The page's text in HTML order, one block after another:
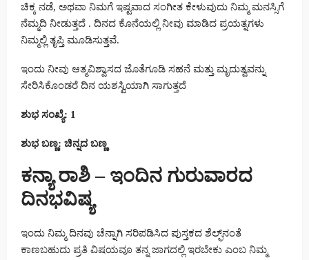
ಚಿಕ್ಕ ನಡೆ, ಅಥವಾ ನಿಮಗೆ ಇಷ್ಟವಾದ ಸಂಗೀತ ಕೇಳುವುದು ನಿಮ್ಮ ಮನಸ್ಸಿಗೆ
ನೆಮ್ಮದಿ ನೀಡುತ್ತದೆ . ದಿನದ ಕೊನೆಯಲ್ಲಿ ನೀವು ಮಾಡಿದ ಪ್ರಯತ್ನಗಳು
ನಿಮ್ಮಲ್ಲಿ ತೃಪ್ತಿ ಮೂಡಿಸುತ್ತವೆ.
ಇಂದು ನೀವು ಆತ್ಮವಿಶ್ವಾಸದ ಜೊತೆಗೂಡಿ ಸಹನೆ ಮತ್ತು ಮೃದುತ್ವವನ್ನು
ಸೇರಿಸಿಕೊಂಡರೆ ದಿನ ಯಶಸ್ವಿಯಾಗಿ ಸಾಗುತ್ತದೆ
ಶುಭ ಸಂಖ್ಯೆ: 1
ಶುಭ ಬಣ್ಣ: ಚಿನ್ನದ ಬಣ್ಣ
ಕನ್ಯಾ ರಾಶಿ – ಇಂದಿನ ಗುರುವಾರದ
ದಿನಭವಿಷ್ಯ
ಇಂದು ನಿಮ್ಮ ದಿನವು ಚೆನ್ನಾಗಿ ಸರಿಪಡಿಸಿದ ಪುಸ್ತಕದ ಶೆಲ್ಫ್‌ನಂತೆ
ಕಾಣಬಹುದು ಪ್ರತಿ ವಿಷಯವೂ ತನ್ನ ಜಾಗದಲ್ಲಿ ಇರಬೇಕು ಎಂಬ ನಿಮ್ಮ